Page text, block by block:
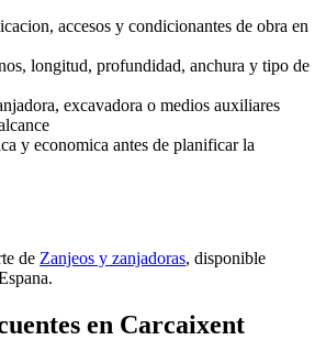
accesos y condicionantes de obra en
longitud, profundidad, anchura y tipo de
excavadora o medios auxiliares
y economica antes de planificar la
de Zanjeos y zanjadoras, disponible
en Carcaixent